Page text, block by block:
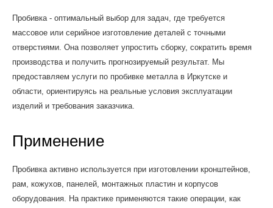
Пробивка - оптимальный выбор для задач, где требуется
массовое или серийное изготовление деталей с точными
отверстиями. Она позволяет упростить сборку, сократить время
производства и получить прогнозируемый результат. Мы
предоставляем услуги по пробивке металла в Иркутске и
области, ориентируясь на реальные условия эксплуатации
изделий и требования заказчика.
Применение
Пробивка активно используется при изготовлении кронштейнов,
рам, кожухов, панелей, монтажных пластин и корпусов
оборудования. На практике применяются такие операции, как